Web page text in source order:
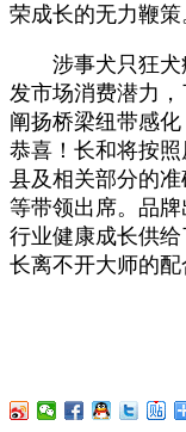
荣成长的无力鞭策
涉事犬只狂犬
发市场消费潜力
阐扬桥梁纽带感
恭喜！长和将按照
县及相关部分的
等带领出席。品
行业健康成长供
长离不开大师的配